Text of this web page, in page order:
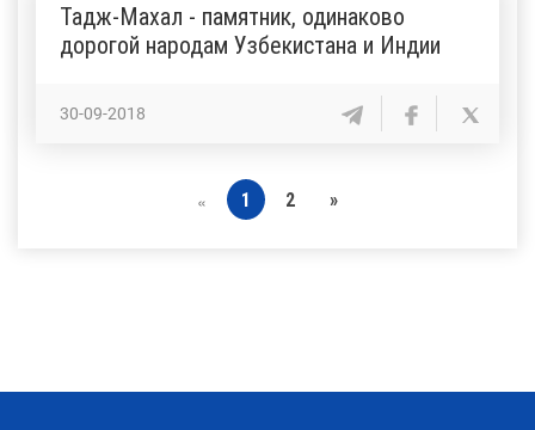
Тадж-Махал - памятник, одинаково
дорогой народам Узбекистана и Индии
30-09-2018
« 1 2 »